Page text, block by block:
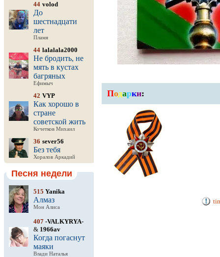
44 volod
До
шестнадцати
лет
Пламя
44 lalalala2000
Не бродить, не
мять в кустах
багряных
Ефимыч
42 VYP
Как хорошо в
стране
советской жить
Кочетков Михаил
36 sever56
Без тебя
Хоралов Аркадий
Песня недели
515 Yanika
Алмаз
Мон Алиса
407 -VALKYRYA-
& 1966av
Когда погаснут
маяки
Влади Наталья
Подарки: